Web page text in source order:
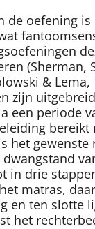
de oefening
(Sherman,
& Lema,
zijn uitgebreid
een periode
bereikt
het gewenste
in drie
matras,
en ten slotte
het